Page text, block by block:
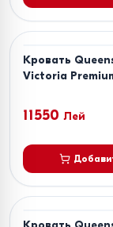
Кровать
Victoria
11550 Лей